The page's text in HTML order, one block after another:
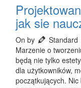
jak sie
On by
Standard
Marzenie o
będą nie tylko
dla użytkowników,
początkujących.